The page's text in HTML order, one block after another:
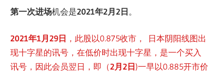
第一次进场机会是2021年2月2日。
2021年1月29日 ，此股以0.875收市， 日本阴阳线图出
现十字星的讯号，在低价时出现十字星，是一个买入
讯号，因此会员翌日，即（2月2日)一早以0.885开市价